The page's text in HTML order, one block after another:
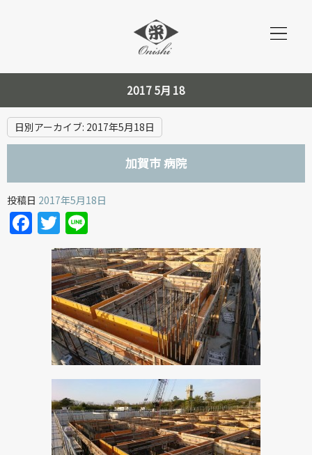
2017 5月 18
日別アーカイブ: 2017年5月18日
加賀市 病院
投稿日 2017年5月18日
Facebook
Twitter